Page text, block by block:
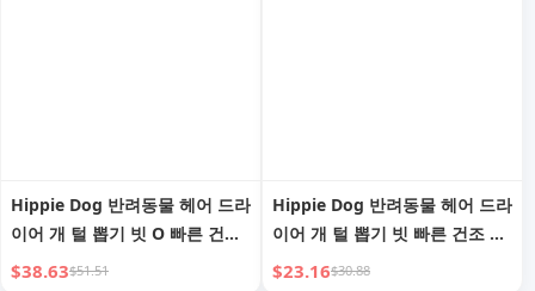
Hippie Dog 반려동물 헤어 드라
이어 개 털 뽑기 빗 O 빠른 건조
소형견 목욕 물 송풍
$38.63$51.51
Hippie Dog 반려동물 헤어 드라
이어 개 털 뽑기 빗 빠른 건조 소
형견 목욕 물 송풍기
$23.16$30.88